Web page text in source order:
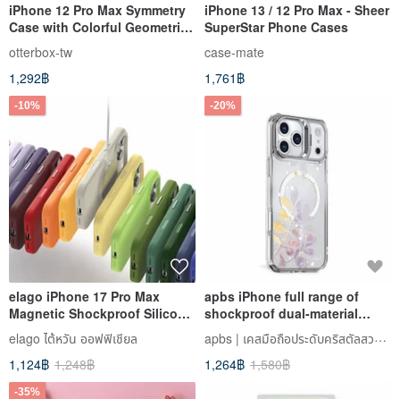
iPhone 12 Pro Max Symmetry
Case with Colorful Geometric
PopGrip
otterbox-tw
1,292฿
iPhone 13 / 12 Pro Max - Sheer
SuperStar Phone Cases
case-mate
1,761฿
-10%
elago iPhone 17 Pro Max
Magnetic Shockproof Silicone
Case Camera Button
elago ไต้หวัน ออฟฟิเชียล
1,124฿ 1,248฿
-20%
apbs iPhone full range of
shockproof dual-material
invisible stand magnetic
phone case-Ruogeshi
apbs | เคสมือถือประดับคริสตัลสวารอฟสกี้
1,264฿ 1,580฿
-35%